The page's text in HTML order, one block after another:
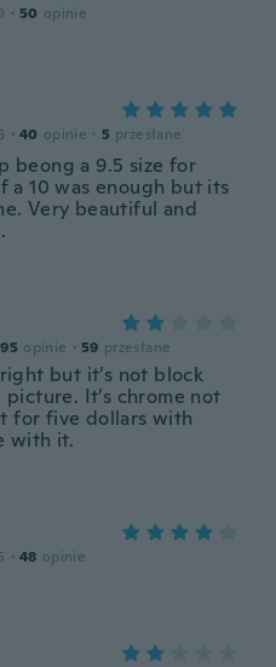
· 50 opinie
· 40 opinie · 5 przesłane
beong a 9.5 size for
a 10 was enough but its
Very beautiful and
opinie · 59 przesłane
but it’s not block
It’s chrome not
for five dollars with
with it.
· 48 opinie